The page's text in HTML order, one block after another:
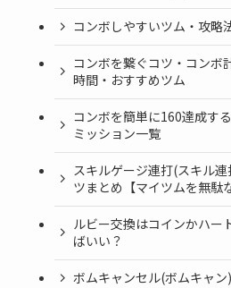
コンボしやすいツム・攻略
コンボを繋ぐコツ・コンボ
時間・おすすめツム
コンボを簡単に160達成す
ミッション一覧
スキルゲージ連打(スキル
ツまとめ【マイツムを無駄
ルビー交換はコインかハー
ばいい？
ボムキャンセル(ボムキャ